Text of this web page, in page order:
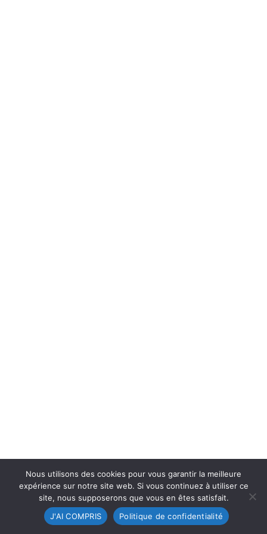
Nous utilisons des cookies pour vous garantir la meilleure
expérience sur notre site web. Si vous continuez à utiliser ce
site, nous supposerons que vous en êtes satisfait.
J'AI COMPRIS
Politique de confidentialité